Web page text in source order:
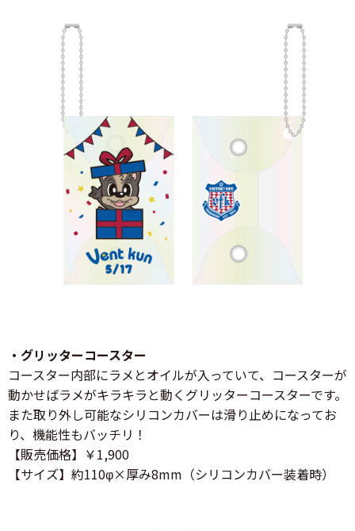
・グリッターコースター
コースター内部にラメとオイルが入っていて、コースターが
動かせばラメがキラキラと動くグリッターコースターです。
また取り外し可能なシリコンカバーは滑り止めになってお
り、機能性もバッチリ！
【販売価格】￥1,900
【サイズ】約110φ×厚み8mm（シリコンカバー装着時）